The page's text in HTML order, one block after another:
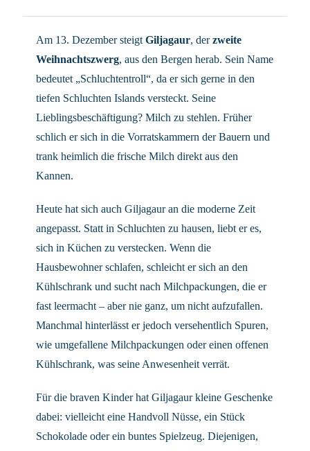
Am 13. Dezember steigtGiljagaur, derzweite
Weihnachtszwerg, aus den Bergen herab. Sein Name
bedeutet „Schluchtentroll“, da er sich gerne in den
tiefen Schluchten Islands versteckt. Seine
Lieblingsbeschäftigung? Milch zu stehlen. Früher
schlich er sich in die Vorratskammern der Bauern und
trank heimlich die frische Milch direkt aus den
Kannen.
Heute hat sich auch Giljagaur an die moderne Zeit
angepasst. Statt in Schluchten zu hausen, liebt er es,
sich in Küchen zu verstecken. Wenn die
Hausbewohner schlafen, schleicht er sich an den
Kühlschrank und sucht nach Milchpackungen, die er
fast leermacht – aber nie ganz, um nicht aufzufallen.
Manchmal hinterlässt er jedoch versehentlich Spuren,
wie umgefallene Milchpackungen oder einen offenen
Kühlschrank, was seine Anwesenheit verrät.
Für die braven Kinder hat Giljagaur kleine Geschenke
dabei: vielleicht eine Handvoll Nüsse, ein Stück
Schokolade oder ein buntes Spielzeug. Diejenigen,